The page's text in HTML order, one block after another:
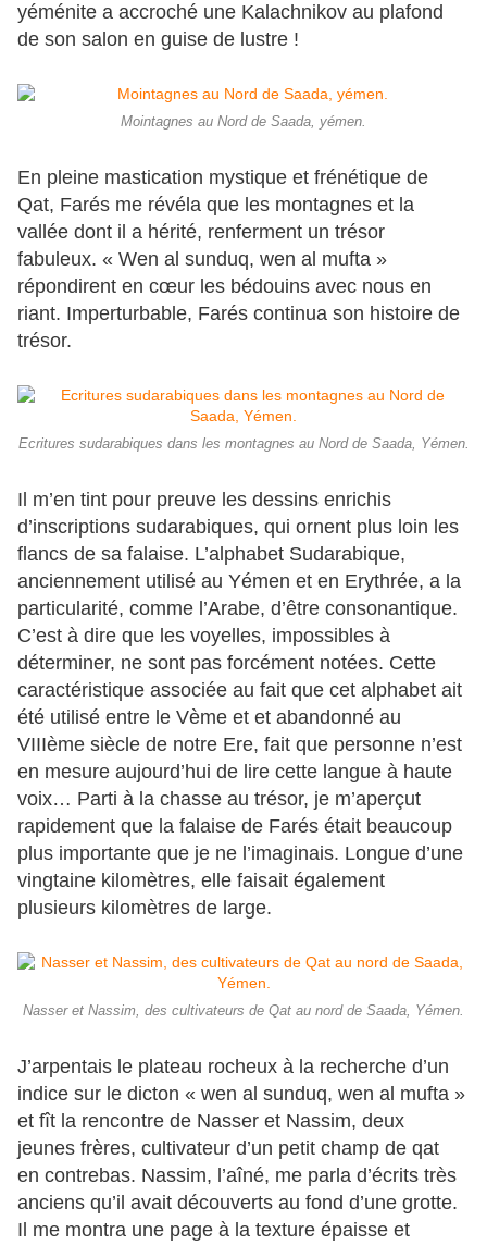
yéménite a accroché une Kalachnikov au plafond
de son salon en guise de lustre !
Mointagnes au Nord de Saada, yémen.
En pleine mastication mystique et frénétique de
Qat, Farés me révéla que les montagnes et la
vallée dont il a hérité, renferment un trésor
fabuleux. « Wen al sunduq, wen al mufta »
répondirent en cœur les bédouins avec nous en
riant. Imperturbable, Farés continua son histoire de
trésor.
Ecritures sudarabiques dans les montagnes au Nord de Saada, Yémen.
Il m’en tint pour preuve les dessins enrichis
d’inscriptions sudarabiques, qui ornent plus loin les
flancs de sa falaise. L’alphabet Sudarabique,
anciennement utilisé au Yémen et en Erythrée, a la
particularité, comme l’Arabe, d’être consonantique.
C’est à dire que les voyelles, impossibles à
déterminer, ne sont pas forcément notées. Cette
caractéristique associée au fait que cet alphabet ait
été utilisé entre le Vème et et abandonné au
VIIIème siècle de notre Ere, fait que personne n’est
en mesure aujourd’hui de lire cette langue à haute
voix… Parti à la chasse au trésor, je m’aperçut
rapidement que la falaise de Farés était beaucoup
plus importante que je ne l’imaginais. Longue d’une
vingtaine kilomètres, elle faisait également
plusieurs kilomètres de large.
Nasser et Nassim, des cultivateurs de Qat au nord de Saada, Yémen.
J’arpentais le plateau rocheux à la recherche d’un
indice sur le dicton « wen al sunduq, wen al mufta »
et fît la rencontre de Nasser et Nassim, deux
jeunes frères, cultivateur d’un petit champ de qat
en contrebas. Nassim, l’aîné, me parla d’écrits très
anciens qu’il avait découverts au fond d’une grotte.
Il me montra une page à la texture épaisse et